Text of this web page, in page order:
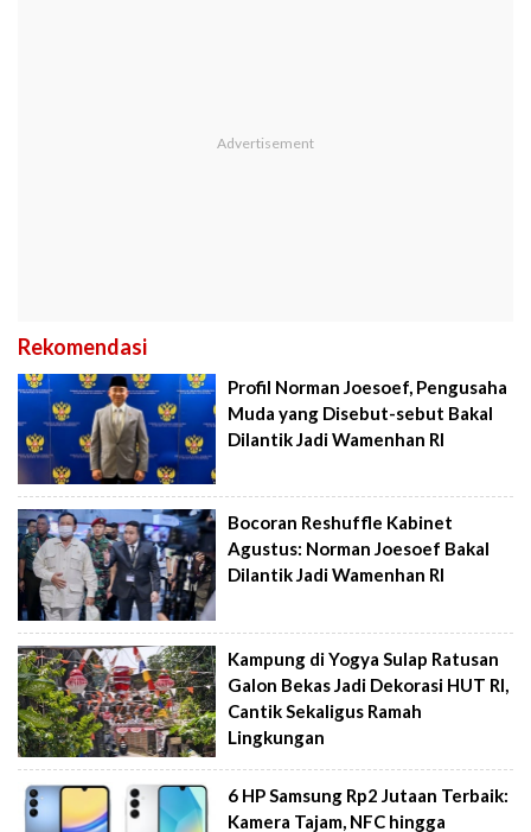
Rekomendasi
Profil Norman Joesoef, Pengusaha
Muda yang Disebut-sebut Bakal
Dilantik Jadi Wamenhan RI
Bocoran Reshuffle Kabinet
Agustus: Norman Joesoef Bakal
Dilantik Jadi Wamenhan RI
Kampung di Yogya Sulap Ratusan
Galon Bekas Jadi Dekorasi HUT RI,
Cantik Sekaligus Ramah
Lingkungan
6 HP Samsung Rp2 Jutaan Terbaik:
Kamera Tajam, NFC hingga